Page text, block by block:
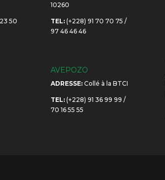
50
10260
TEL: (+228) 91 70 70 75 /
97 46 46 46
AVEPOZO
ADRESSE: Collé à la BTCI
TEL: (+228) 91 36 99 99 /
70 16 55 55